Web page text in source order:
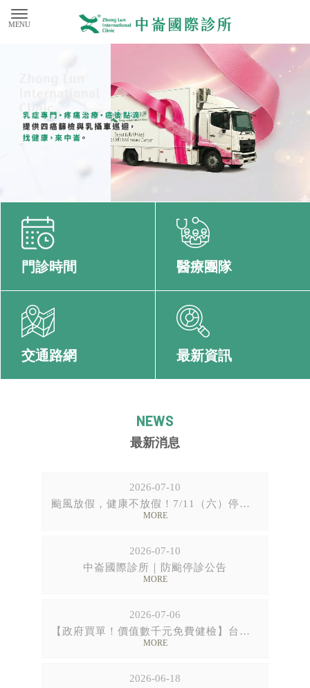
門診時間 醫療團隊
交通路網 最新資訊
最新消息
2026-07-10
颱風放假，健康不放假！7/11（六）停診一天
2026-07-10
中崙國際診所｜防颱停診公告
2026-07-06
【政府買單！價值數千元免費健檢】台北在地好康
2026-06-18